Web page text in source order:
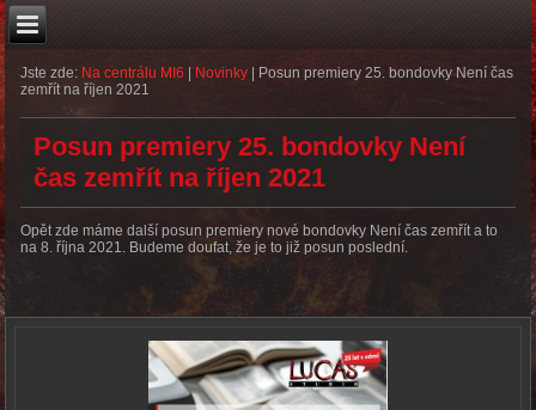
Jste zde: Na centrálu MI6 Novinky
Posun premiery 25. bondovky Není čas
zemřít na říjen 2021
Posun premiery 25. bondovky Není
čas zemřít na říjen 2021
Opět zde máme další posun premiery nové bondovky Není čas zemřít a to
na 8. října 2021. Budeme doufat, že je to již posun poslední.